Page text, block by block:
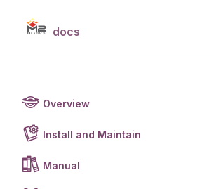
Overview
Install and Maintain
Manual
docs